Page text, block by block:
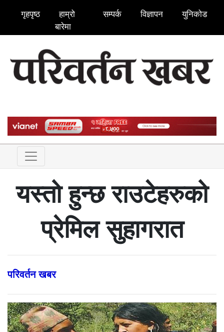
गृहपृष्ठ
हाम्रो
बारेमा
सम्पर्क विज्ञापन युनिकोड
यस्तो हुन्छ राउटेहरुको
प्रेमिल सुहागरात
परिवर्तन खबर